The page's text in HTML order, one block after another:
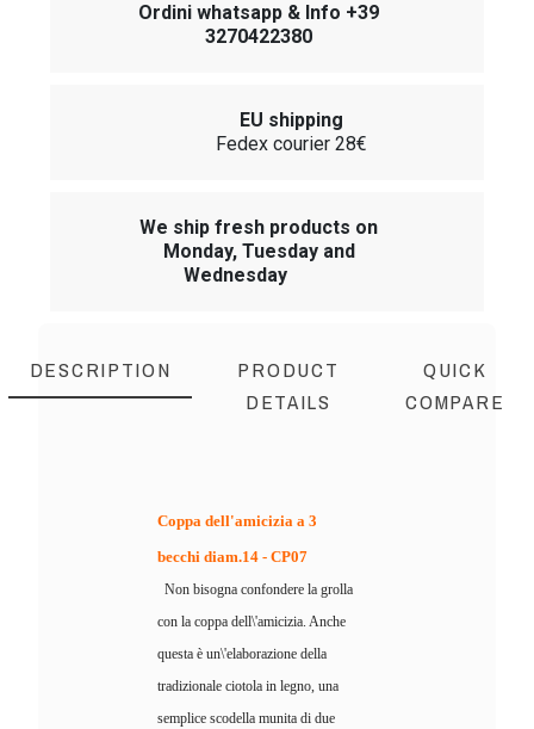
Ordini whatsapp & Info +39
3270422380
EU shipping
Fedex courier 28€
We ship fresh products on
Monday, Tuesday and
Wednesday
DESCRIPTION
PRODUCT
DETAILS
QUICK
COMPARE
Coppa dell'amicizia a 3
becchi diam.14 - CP07
Non bisogna confondere la grolla
con la coppa dell\'amicizia. Anche
questa è un\'elaborazione della
tradizionale ciotola in legno, una
semplice scodella munita di due